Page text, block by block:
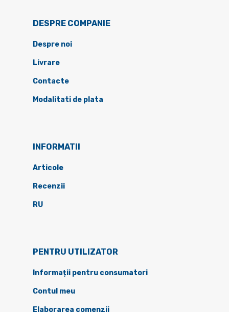
DESPRE COMPANIE
Despre noi
Livrare
Contacte
Modalitati de plata
INFORMATII
Articole
Recenzii
RU
PENTRU UTILIZATOR
Informații pentru consumatori
Contul meu
Elaborarea comenzii